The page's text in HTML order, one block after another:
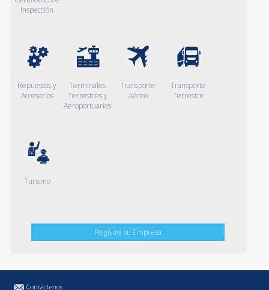
Inspección
Repuestos y
Accesorios
Terminales
Terrestres y
Aeroportuarios
Transporte
Aéreo
Transporte
Terrestre
Turismo
Registre su Empresa
Contáctenos